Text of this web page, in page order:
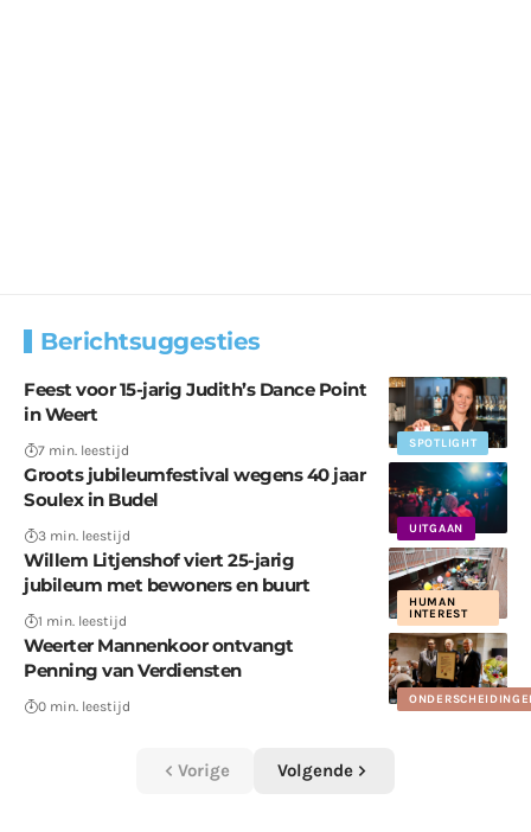
Berichtsuggesties
SPOTLIGHT
Feest voor 15-jarig Judith’s Dance Point
in Weert
7 min. leestijd
UITGAAN
Groots jubileumfestival wegens 40 jaar
Soulex in Budel
3 min. leestijd
HUMAN
INTEREST
Willem Litjenshof viert 25-jarig
jubileum met bewoners en buurt
1 min. leestijd
Weerter Mannenkoor ontvangt
Penning van Verdiensten
0 min. leestijd
Vorige Volgende